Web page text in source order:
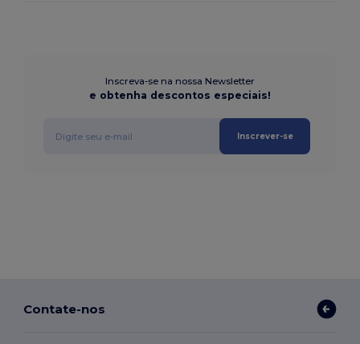
Inscreva-se na nossa Newsletter
e obtenha descontos especiais!
Inscrever-se
Contate-nos